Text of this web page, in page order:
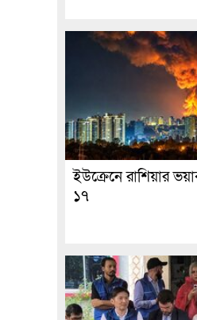
ইউক্রেনে রাশিয়ার
১৭